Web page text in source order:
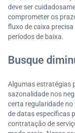
deve ser
comprometer os
fluxo de caixa
períodos de baixa.
Busque
Algumas estratégias
sazonalidade nos
certa regularidade
de datas específicas
contratação de